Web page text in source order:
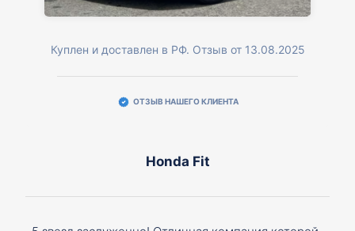
Куплен и доставлен в РФ. Отзыв от 13.08.2025
ОТЗЫВ НАШЕГО КЛИЕНТА
Honda Fit